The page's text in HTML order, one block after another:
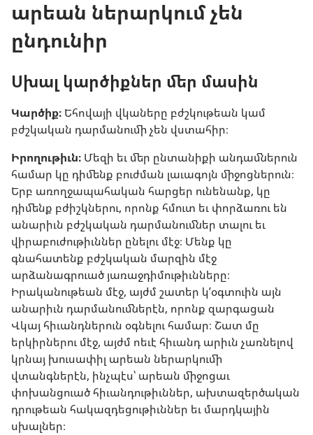
արեան ներարկում չեն
ընդունիր
Սխալ կարծիքներ մեր մասին
Կարծիք։ Եհովայի վկաները բժշկութեան կամ
բժշկական դարմանումի չեն վստահիր։
Իրողութիւն։ Մեզի եւ մեր ընտանիքի անդամներուն
համար կը դիմենք բուժման լաւագոյն միջոցներուն։
Երբ առողջապահական հարցեր ունենանք, կը
դիմենք բժիշկներու, որոնք հմուտ եւ փորձառու են
անարիւն բժշկական դարմանումներ տալու եւ
վիրաբուժութիւններ ընելու մէջ։ Մենք կը
գնահատենք բժշկական մարզին մէջ
արձանագրուած յառաջդիմութիւնները։
Իրականութեան մէջ, այժմ շատեր կ’օգտուին այն
անարիւն դարմանումներէն, որոնք զարգացան
Վկայ հիւանդներուն օգնելու համար։ Շատ մը
երկիրներու մէջ, այժմ ոեւէ հիւանդ արիւն չառնելով
կրնայ խուսափիլ արեան ներարկումի
վտանգներէն, ինչպէս՝ արեան միջոցաւ
փոխանցուած հիւանդութիւններ, ախտազերծական
դրութեան հակազդեցութիւններ եւ մարդկային
սխալներ։